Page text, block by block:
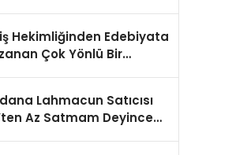
Hekimliğinden Edebiyata
Çok Yönlü Bir
Lahmacun Satıcısı
Az Satmam Deyince